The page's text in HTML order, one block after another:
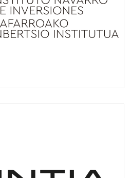
INI
Otros
INTIA